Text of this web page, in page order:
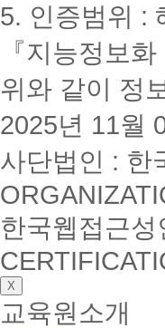
5. 인증범위 :
『지능정보
위와 같이 정
2025년 11월
사단법인 : 한
한국웹접근
X
교육원소개